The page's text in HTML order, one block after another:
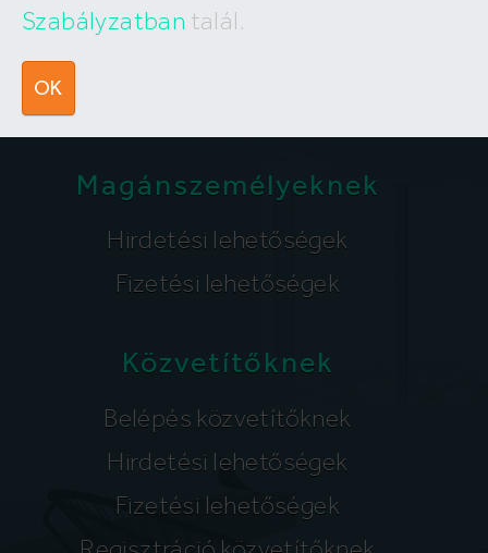
Szabályzatban talál.
OK
Írj nekünk
Magánszemélyeknek
Hirdetési lehetőségek
Fizetési lehetőségek
Közvetítőknek
Belépés közvetítőknek
Hirdetési lehetőségek
Fizetési lehetőségek